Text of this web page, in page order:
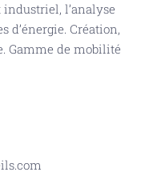
l’analyse
d’énergie. Création,
Gamme de mobilité